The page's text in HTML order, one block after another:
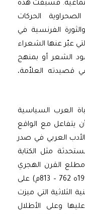
فسبقت هذه
الحركات
الفرنسية في
عبّر عنها الشعراء
الشعر أو بمنهج
قصيدته العلاّمة،
العرب السياسية
أن يتفاعل مع الواقع
العربي في صدر
مثل الكتابة
مطلع القرن الهجري
الثاني تندلع حيث يثور أبو نواس: (145-199ه 762 – 813م) على
الثلاثية التي ميزت
وعلى الأطلال